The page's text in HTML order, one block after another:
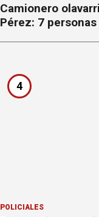
Camionero
Pérez: 7
4
POLICIALES